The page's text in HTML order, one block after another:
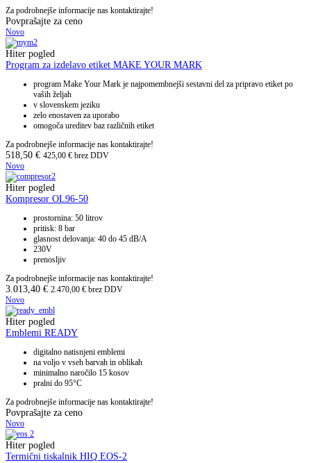
Za podrobnejše informacije nas kontaktirajte!
Povprašajte za ceno
Novo
Hiter pogled
Program za izdelavo etiket MAKE YOUR MARK
program Make Your Mark je najpomembnejši sestavni del za pripravo etiket po
vaših željah
v slovenskem jeziku
zelo enostaven za uporabo
omogoča ureditev baz različnih etiket
Za podrobnejše informacije nas kontaktirajte!
518,50 € 425,00 € brez DDV
Novo
Hiter pogled
Kompresor OL96-50
prostornina: 50 litrov
pritisk: 8 bar
glasnost delovanja: 40 do 45 dB/A
230V
prenosljiv
Za podrobnejše informacije nas kontaktirajte!
3.013,40 € 2.470,00 € brez DDV
Novo
Hiter pogled
Emblemi READY
digitalno natisnjeni emblemi
na voljo v vseh barvah in oblikah
minimalno naročilo 15 kosov
pralni do 95°C
Za podrobnejše informacije nas kontaktirajte!
Povprašajte za ceno
Novo
Hiter pogled
Termični tiskalnik HIQ EOS-2